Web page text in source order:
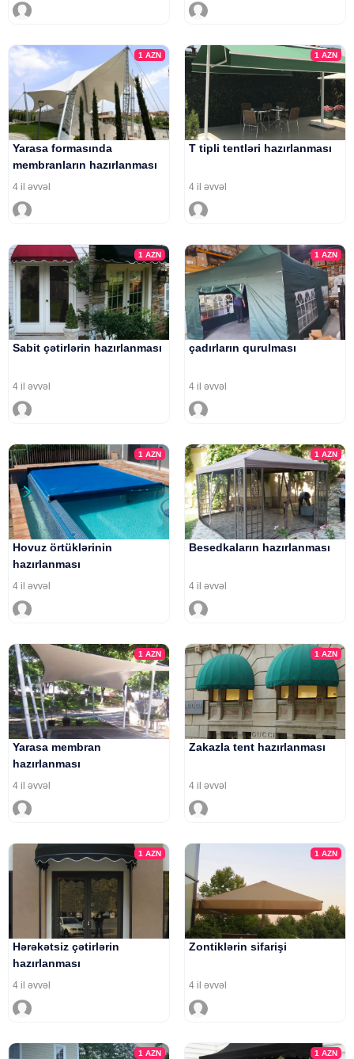
1AZN
Yarasa formasında
membranların hazırlanması
4 il əvvəl
1 AZN
T tipli tentləri hazırlanması
4 il əvvəl
1AZN
Sabit çətirlərin hazırlanması
4 il əvvəl
1 AZN
çadırların qurulması
4 il əvvəl
1AZN
Hovuz örtüklərinin
hazırlanması
4 il əvvəl
1 AZN
Besedkaların hazırlanması
4 il əvvəl
1AZN
Yarasa membran
hazırlanması
4 il əvvəl
1 AZN
Zakazla tent hazırlanması
4 il əvvəl
1AZN
Hərəkətsiz çətirlərin
hazırlanması
4 il əvvəl
1 AZN
Zontiklərin sifarişi
4 il əvvəl
1AZN 1 AZN